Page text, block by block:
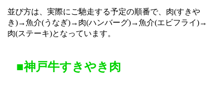
並び方は、実際にご馳走する予定の順番で、肉(すきや
き)→魚介(うなぎ)→肉(ハンバーグ)→魚介(エビフライ)→
肉(ステーキ)となっています。
■神戸牛すきやき肉